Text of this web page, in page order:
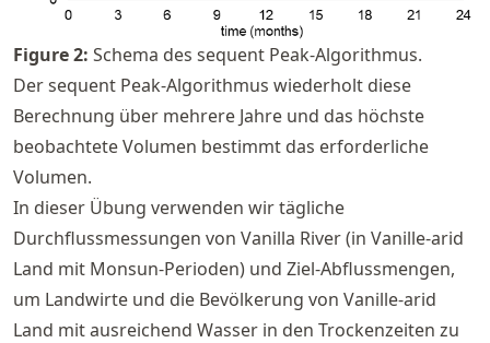
Figure2: Schema des sequent Peak-Algorithmus.
Der sequent Peak-Algorithmus wiederholt diese
Berechnung über mehrere Jahre und das höchste
beobachtete Volumen bestimmt das erforderliche
Volumen.
In dieser Übung verwenden wir tägliche
Durchflussmessungen von Vanilla River (in Vanille-arid
Land mit Monsun-Perioden) und Ziel-Abflussmengen,
um Landwirte und die Bevölkerung von Vanille-arid
Land mit ausreichend Wasser in den Trockenzeiten zu